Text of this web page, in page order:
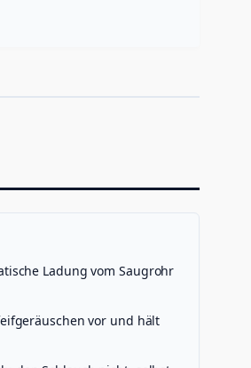
Ladung vom Saugrohr
vor und hält